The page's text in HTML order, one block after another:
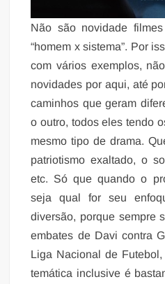
Não são novidade
“homem x sistema”. Por
com vários exemplos,
novidades por aqui, até
caminhos que geram
o outro, todos eles tendo
mesmo tipo de drama.
patriotismo exaltado, o
etc. Só que quando o
seja qual for seu
diversão, porque sempre
embates de Davi contra
Liga Nacional de
temática inclusive é